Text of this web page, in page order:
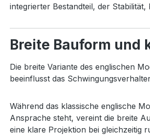
integrierter Bestandteil, der
Breite Bauform und
Die breite Variante des englischen
beeinflusst das
Während das klassische englische
Ansprache steht, vereint die breite
eine klare Projektion bei gleichzeitig